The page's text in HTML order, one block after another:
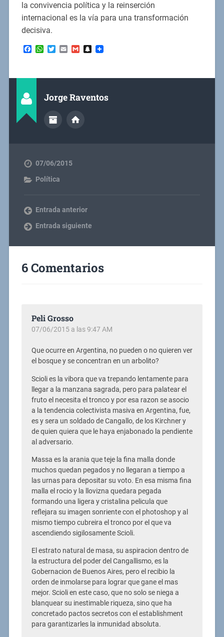
la convivencia política y la reinserción
internacional es la vía para una transformación
decisiva.
Facebook
WhatsApp
TwitterEmailGmailSnapchat
Jorge Raventos
07/06/2015
Política
Entrada anterior
Entrada siguiente
6 Comentarios
Peli Grosso
07/06/2015 a las 9:47 AM
Que ocurre en Argentina, no pueden o no quieren ver
el bosque y se concentran en un arbolito?
Scioli es la vibora que va trepando lentamente para
llegar a la manzana sagrada, pero para palatear el
fruto el necesita el tronco y por esa razon se asocio
a la tendencia colectivista masiva en Argentina, fue,
es y sera un soldado de Cangallo, de los Kirchner y
de quien quiera que le haya enjabonado la pendiente
al adversario.
Massa es la arania que teje la fina malla donde
muchos quedan pegados y no llegaran a tiempo a
las urnas para depositar su voto. En esa misma fina
malla el rocio y la llovizna quedara pegada
formando una ligera y cristalina pelicula que
reflejara su imagen sonriente con el photoshop y al
mismo tiempo cubreira el tronco por el que va
ascendiendo sigilosamente Scioli.
El estrato natural de masa, su aspiracion dentro de
la estructura del poder del Cangallismo, es la
Gobernacion de Buenos Aires, pero el recibio la
orden de inmolarse para lograr que gane el mas
mejor. Scioli en este caso, que no solo se niega a
blanquear su inestimable riqueza, sino que ha
concretado pactos secretos con el establishment
para garantizarles la inmunidad absoluta.